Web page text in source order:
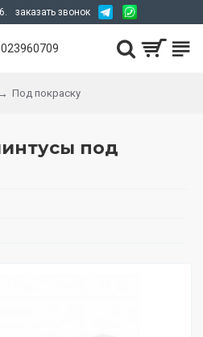
заказать звонок
Под покраску
под